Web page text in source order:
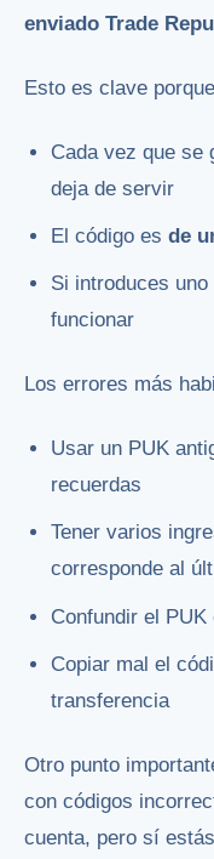
enviado Trade
Esto es clave
Cada vez que se
deja de servir
El código esde
Si introduces
funcionar
Los errores más
Usar un PUK
recuerdas
Tener varios
corresponde al
Confundir el
Copiar mal el
transferencia
Otro punto
con códigos
cuenta, pero sí